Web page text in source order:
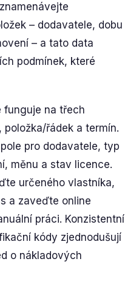
– dodavatele, dobu
– a tato data
podmínek, které
funguje na třech
řádek a termín.
pro dodavatele, typ
měnu a stav licence.
určeného vlastníka,
a zaveďte online
práci. Konzistentní
kódy zjednodušují
o nákladových